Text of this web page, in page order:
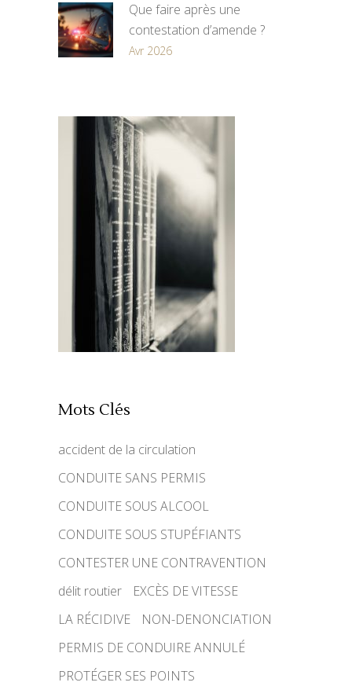
Que faire après une
contestation d’amende ?
Avr 2026
Mots Clés
accident de la circulation
CONDUITE SANS PERMIS
CONDUITE SOUS ALCOOL
CONDUITE SOUS STUPÉFIANTS
CONTESTER UNE CONTRAVENTION
délit routier
EXCÈS DE VITESSE
LA RÉCIDIVE
NON-DENONCIATION
PERMIS DE CONDUIRE ANNULÉ
PROTÉGER SES POINTS